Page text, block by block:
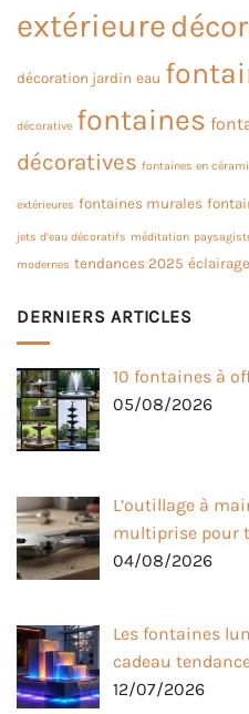
extérieure
décoration jardin eau
décorative fontaines
décoratives fontaines en
extérieures fontaines murales
jets d’eau décoratifs méditation
modernes tendances 2025
DERNIERS ARTICLES
10 fontaines à
05/08/2026
L’outillage à
multiprise pour
04/08/2026
Les fontaines
cadeau
12/07/2026